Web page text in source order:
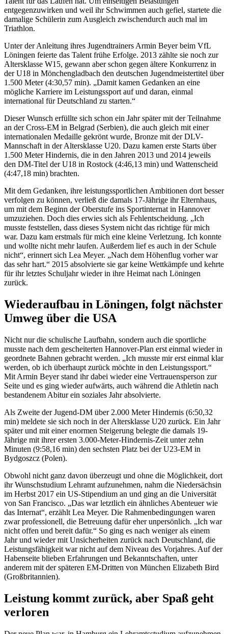
entgegenzuwirken und weil ihr Schwimmen auch gefiel, startete die
damalige Schülerin zum Ausgleich zwischendurch auch mal im
Triathlon.
Unter der Anleitung ihres Jugendtrainers Armin Beyer beim VfL
Löningen feierte das Talent frühe Erfolge. 2013 zählte sie noch zur
Altersklasse W15, gewann aber schon gegen ältere Konkurrenz in
der U18 in Mönchengladbach den deutschen Jugendmeistertitel über
1.500 Meter (4:30,57 min). „Damit kamen Gedanken an eine
mögliche Karriere im Leistungssport auf und daran, einmal
international für Deutschland zu starten.“
Dieser Wunsch erfüllte sich schon ein Jahr später mit der Teilnahme
an der Cross-EM in Belgrad (Serbien), die auch gleich mit einer
internationalen Medaille gekrönt wurde, Bronze mit der DLV-
Mannschaft in der Altersklasse U20. Dazu kamen erste Starts über
1.500 Meter Hindernis, die in den Jahren 2013 und 2014 jeweils
den DM-Titel der U18 in Rostock (4:46,13 min) und Wattenscheid
(4:47,18 min) brachten.
Mit dem Gedanken, ihre leistungssportlichen Ambitionen dort besser
verfolgen zu können, verließ die damals 17-Jährige ihr Elternhaus,
um mit dem Beginn der Oberstufe ins Sportinternat in Hannover
umzuziehen. Doch dies erwies sich als Fehlentscheidung. „Ich
musste feststellen, dass dieses System nicht das richtige für mich
war. Dazu kam erstmals für mich eine kleine Verletzung. Ich konnte
und wollte nicht mehr laufen. Außerdem lief es auch in der Schule
nicht“, erinnert sich Lea Meyer. „Nach dem Höhenflug vorher war
das sehr hart.“ 2015 absolvierte sie gar keine Wettkämpfe und kehrte
für ihr letztes Schuljahr wieder in ihre Heimat nach Löningen
zurück.
Wiederaufbau in Löningen, folgt nächster
Umweg über die USA
Nicht nur die schulische Laufbahn, sondern auch die sportliche
musste nach dem gescheiterten Hannover-Plan erst einmal wieder in
geordnete Bahnen gebracht werden. „Ich musste mir erst einmal klar
werden, ob ich überhaupt zurück möchte in den Leistungssport.“
Mit Armin Beyer stand ihr dabei wieder eine Vertrauensperson zur
Seite und es ging wieder aufwärts, auch während die Athletin nach
bestandenem Abitur ein soziales Jahr absolvierte.
Als Zweite der Jugend-DM über 2.000 Meter Hindernis (6:50,32
min) meldete sie sich noch in der Altersklasse U20 zurück. Ein Jahr
später und mit einer enormen Steigerung belegte die damals 19-
Jährige mit ihrer ersten 3.000-Meter-Hindernis-Zeit unter zehn
Minuten (9:58,16 min) den sechsten Platz bei der U23-EM in
Bydgoszcz (Polen).
Obwohl nicht ganz davon überzeugt und ohne die Möglichkeit, dort
ihr Wunschstudium Lehramt aufzunehmen, nahm die Niedersächsin
im Herbst 2017 ein US-Stipendium an und ging an die Universität
von San Francisco. „Das war letztlich ein ähnliches Abenteuer wie
das Internat“, erzählt Lea Meyer. Die Rahmenbedingungen waren
zwar professionell, die Betreuung dafür eher unpersönlich. „Ich war
nicht offen und bereit dafür.“ So ging es nach weniger als einem
Jahr und wieder mit Unsicherheiten zurück nach Deutschland, die
Leistungsfähigkeit war nicht auf dem Niveau des Vorjahres. Auf der
Habenseite blieben Erfahrungen und Bekanntschaften, unter
anderem mit der späteren EM-Dritten von München Elizabeth Bird
(Großbritannien).
Leistung kommt zurück, aber Spaß geht
verloren